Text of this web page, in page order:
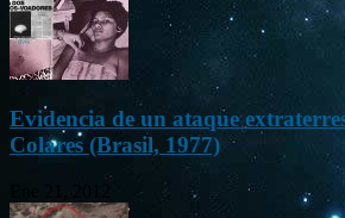
Evidencia de un ataque
Colares (Brasil, 1977)